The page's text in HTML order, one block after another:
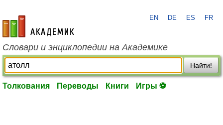
academic.ru
EN DE ES FR
Словари и энциклопедии на Академике
Найти!
Толкования Переводы Книги Игры ⚽